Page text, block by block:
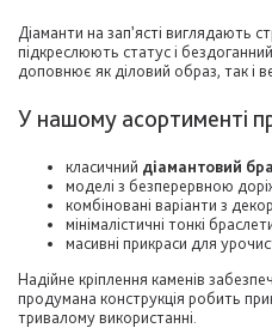
Діаманти на зап’ясті виглядають
підкреслюють статус і
доповнює як діловий образ, так і
У нашому асортименті
класичний діамантовий
моделі з безперервною
комбіновані варіанти з
мінімалістичні тонкі
масивні прикраси для
Надійне кріплення каменів
продумана конструкція робить
тривалому використанні.